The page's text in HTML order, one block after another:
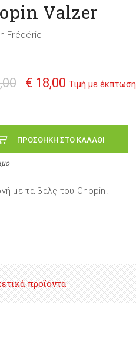
Valzer
Frédéric
€ 18,00 Τιμή με έκπτωση
ΠΡΟΣΘΗΚΗ ΣΤΟ ΚΑΛΑΘΙ
με τα βαλς του Chopin.
προϊόντα